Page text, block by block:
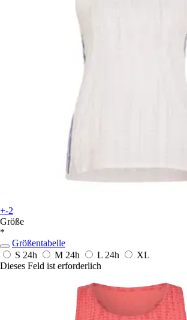
+-2
Größe
*
Größentabelle
S 24h M 24h L 24h
XL
Dieses Feld ist erforderlich